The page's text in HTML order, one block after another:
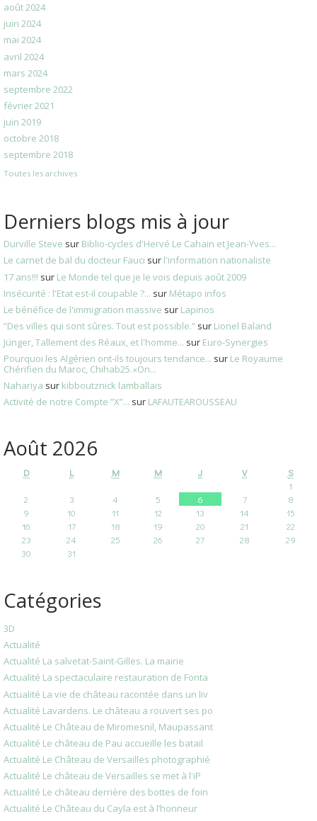
août 2024
juin 2024
mai 2024
avril 2024
mars 2024
septembre 2022
février 2021
juin 2019
octobre 2018
septembre 2018
Toutes les archives
Derniers blogs mis à jour
Durville Steve sur Biblio-cycles d'Hervé Le Cahain et Jean-Yves...
Le carnet de bal du docteur Fauci sur l'information nationaliste
17 ans!!! sur Le Monde tel que je le vois depuis août 2009
Insécurité : l'Etat est-il coupable ?... sur Métapo infos
Le bénéfice de l'immigration massive sur Lapinos
”Des villes qui sont sûres. Tout est possible.” sur Lionel Baland
Jünger, Tallement des Réaux, et l'homme... sur Euro-Synergies
Pourquoi les Algérien ont-ils toujours tendance... sur Le Royaume
Chérifien du Maroc, Chihab25.«On...
Nahariya sur kibboutznick lamballais
Activité de notre Compte ”X”... sur LAFAUTEAROUSSEAU
Août 2026
D L M M J V
S
1
2
3 4 5 6 7
8
9
10 11 12 13 14
15
16
17 18 19 20 21
22
23
24 25 26 27 28
29
30
31
Catégories
3D
Actualité
Actualité La salvetat-Saint-Gilles. La mairie
Actualité La spectaculaire restauration de Fonta
Actualité La vie de château racontée dans un liv
Actualité Lavardens. Le château a rouvert ses po
Actualité Le Château de Miromesnil, Maupassant
Actualité Le château de Pau accueille les batail
Actualité Le Château de Versailles photographié
Actualité Le château de Versailles se met à l'iP
Actualité Le château derrière des bottes de foin
Actualité Le Château du Cayla est à l’honneur